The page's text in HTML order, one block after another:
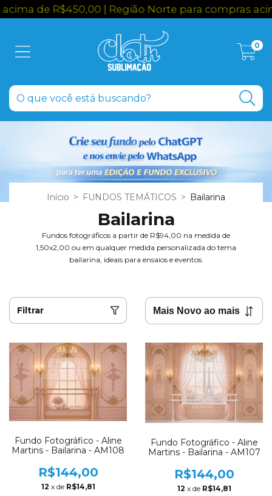
| Região Norte para compras acima de
0
Início > FUNDOS TEMÁTICOS > Bailarina
Bailarina
Fundos fotográficos a partir de R$94,00 na medida de
1,50x2,00 ou em qualquer medida personalizada do tema
bailarina, ideais para ensaios e eventos.
Filtrar
Fundo Fotográfico - Aline
Martins - Bailarina - AM108
R$144,00
12 x de R$14,81
Fundo Fotográfico - Aline
Martins - Bailarina - AM107
R$144,00
12 x de R$14,81